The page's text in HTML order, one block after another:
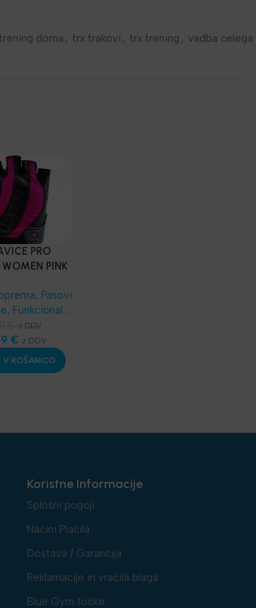
trening doma , trx trakovi , trx trening , vadba celega
PRO
PINK
, Pasovi
, Funkcionalni
,SKLZ
trening
oprema
z DDV
€ z DDV
KOŠARICO
Koristne Informacije
Splošni pogoji
Načini Plačila
Dostava / Garancija
Reklamacije in vračila blaga
Blue Gym točke